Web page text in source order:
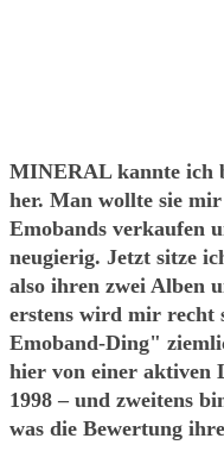
MINERAL kannte ich
her. Man wollte sie
Emobands verkaufen
neugierig. Jetzt sitze
also ihren zwei Alben
erstens wird mir recht
Emoband-Ding"
hier von einer aktiven
1998 – und zweitens
was die Bewertung